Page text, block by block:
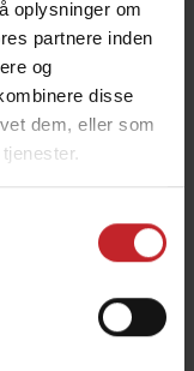
oplysninger om
partnere inden
og
disse
dem, eller som
er forbundet
maskinen.
får jeg
jeg?
forbindelsen
Tjek at Wi-Fi